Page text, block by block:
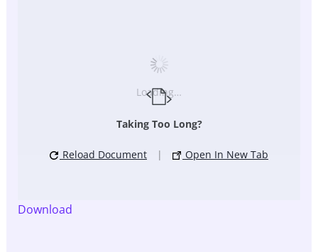
Loading…
Taking Too Long?
Reload Document | Open In New Tab
Download